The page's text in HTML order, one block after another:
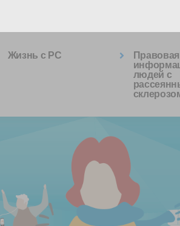
Жизнь с РС
Правовая
людей с